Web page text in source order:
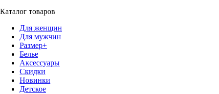
Каталог товаров
Для женщин
Для мужчин
Размер+
Белье
Аксессуары
Скидки
Новинки
Детское